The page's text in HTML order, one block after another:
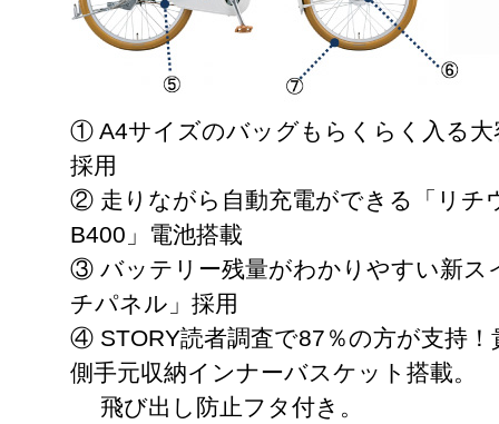
① A4サイズのバッグもらくらく入る
採用
② 走りながら自動充電ができる「リチ
B400」電池搭載
③ バッテリー残量がわかりやすい新ス
チパネル」採用
④ STORY読者調査で87％の方が支持
側手元収納インナーバスケット搭載。
飛び出し防止フタ付き。